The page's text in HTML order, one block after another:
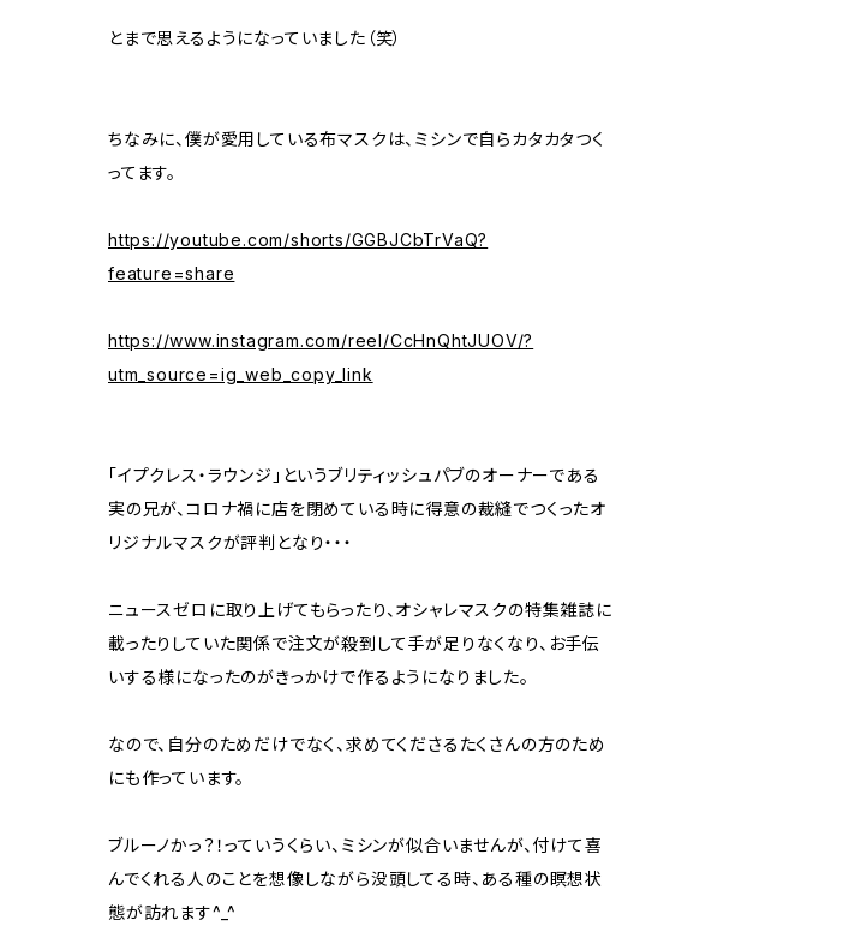
とまで思えるようになっていました（笑）
ちなみに、僕が愛用している布マスクは、ミシンで自らカタカタつく
ってます。
https://youtube.com/shorts/GGBJCbTrVaQ?
feature=share
https://www.instagram.com/reel/CcHnQhtJUOV/?
utm_source=ig_web_copy_link
「イプクレス・ラウンジ」というブリティッシュパブのオーナーである
実の兄が、コロナ禍に店を閉めている時に得意の裁縫でつくったオ
リジナルマスクが評判となり・・・
ニュースゼロに取り上げてもらったり、オシャレマスクの特集雑誌に
載ったりしていた関係で注文が殺到して手が足りなくなり、お手伝
いする様になったのがきっかけで作るようになりました。
なので、自分のためだけでなく、求めてくださるたくさんの方のため
にも作っています。
ブルーノかっ？！っていうくらい、ミシンが似合いませんが、付けて喜
んでくれる人のことを想像しながら没頭してる時、ある種の瞑想状
態が訪れます^_^